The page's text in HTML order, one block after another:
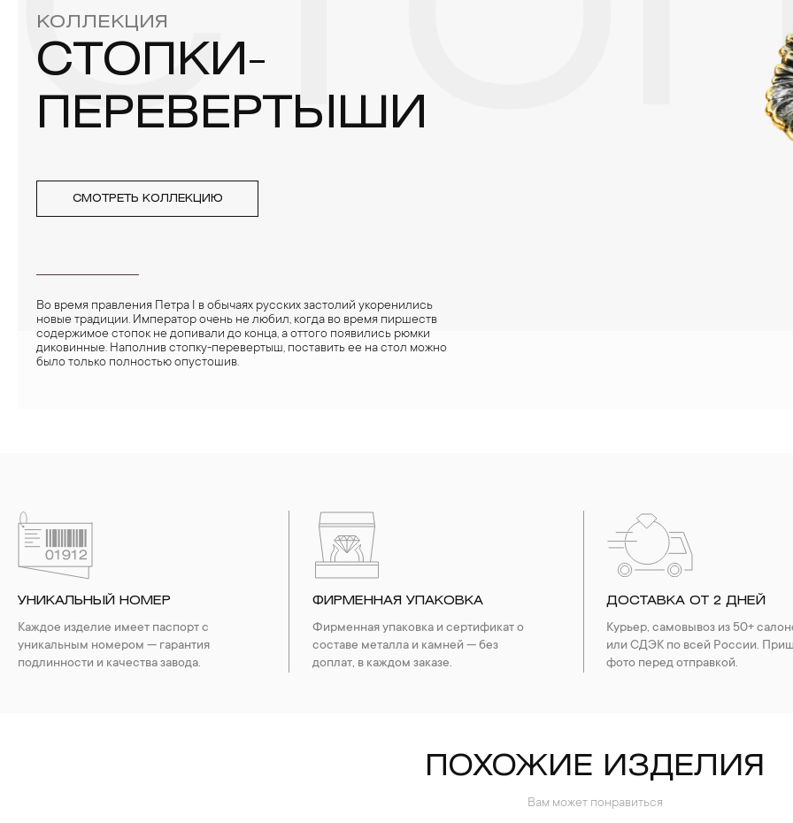
КОЛЛЕКЦИЯ
СТОПКИ-
ПЕРЕВЕРТЫШИ
СМОТРЕТЬ КОЛЛЕКЦИЮ
Во время правления Петра I в обычаях русских застолий укоренились
новые традиции. Император очень не любил, когда во время пиршеств
содержимое стопок не допивали до конца, а оттого появились рюмки
диковинные. Наполнив стопку-перевертыш, поставить ее на стол можно
было только полностью опустошив.
УНИКАЛЬНЫЙ НОМЕР
Каждое изделие имеет паспорт с
уникальным номером — гарантия
подлинности и качества завода.
ФИРМЕННАЯ УПАКОВКА
Фирменная упаковка и сертификат о
составе металла и камней — без
доплат, в каждом заказе.
ДОСТАВКА ОТ 2 ДНЕЙ
Курьер, самовывоз из 50+
или СДЭК по всей России.
фото перед отправкой.
ПОХОЖИЕ ИЗДЕЛИЯ
Вам может понравиться